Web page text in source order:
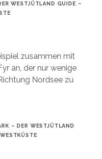
WESTJÜTLAND GUIDE –
zusammen mit
an, der nur wenige
Nordsee zu
– DER WESTJÜTLAND